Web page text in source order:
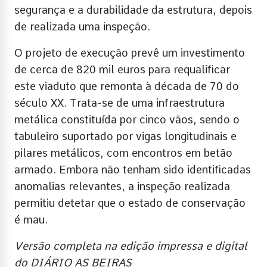
segurança e a durabilidade da estrutura, depois
de realizada uma inspeção.
O projeto de execução prevê um investimento
de cerca de 820 mil euros para requalificar
este viaduto que remonta à década de 70 do
século XX. Trata-se de uma infraestrutura
metálica constituída por cinco vãos, sendo o
tabuleiro suportado por vigas longitudinais e
pilares metálicos, com encontros em betão
armado. Embora não tenham sido identificadas
anomalias relevantes, a inspeção realizada
permitiu detetar que o estado de conservação
é mau.
Versão completa na edição impressa e digital
do DIÁRIO AS BEIRAS